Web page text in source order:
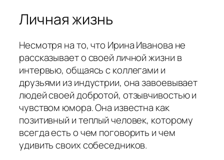
Личная жизнь
Несмотря на то, что Ирина Иванова не
рассказывает о своей личной жизни в
интервью, общаясь с коллегами и
друзьями из индустрии, она завоевывает
людей своей добротой, отзывчивостью и
чувством юмора. Она известна как
позитивный и теплый человек, которому
всегда есть о чем поговорить и чем
удивить своих собеседников.